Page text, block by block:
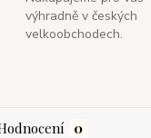
výhradně v českých
velkoobchodech.
0